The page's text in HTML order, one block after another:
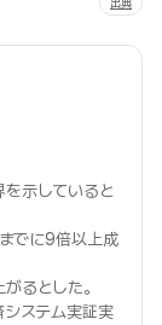
示していると
でに9倍以上成
るとした。
ステム実証実